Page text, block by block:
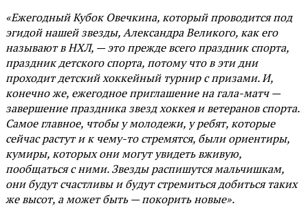
«Ежегодный Кубок Овечкина, который проводится под
эгидой нашей звезды, Александра Великого, как его
называют в НХЛ, — это прежде всего праздник спорта,
праздник детского спорта, потому что в эти дни
проходит детский хоккейный турнир с призами. И,
конечно же, ежегодное приглашение на гала-матч —
завершение праздника звезд хоккея и ветеранов спорта.
Самое главное, чтобы у молодежи, у ребят, которые
сейчас растут и к чему-то стремятся, были ориентиры,
кумиры, которых они могут увидеть вживую,
пообщаться с ними. Звезды распишутся мальчишкам,
они будут счастливы и будут стремиться добиться таких
же высот, а может быть — покорить новые».